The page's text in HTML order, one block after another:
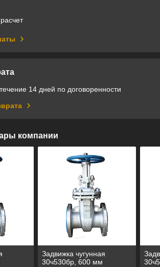
14 дней по договоренности
компании
Задвижка чугунная
30ч530бр, 600 мм